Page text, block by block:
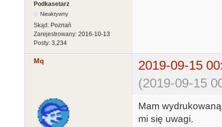
Podkasetarz
Nieaktywny
Skąd: Poznań
Zarejestrowany: 2016-10-13
Posty: 3,234
Mq
2019-09-15
(2019-09-15
Mam
mi się uwagi.